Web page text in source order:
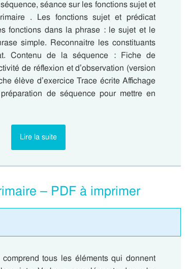
séance sur les fonctions sujet et
. Les fonctions sujet et prédicat
fonctions dans la phrase : le sujet et le
simple. Reconnaitre les constituants
Contenu de la séquence : Fiche de
de réflexion et d’observation (version
élève d’exercice Trace écrite Affichage
de séquence pour mettre en
Lire la suite
– PDF à imprimer
tous les éléments qui donnent